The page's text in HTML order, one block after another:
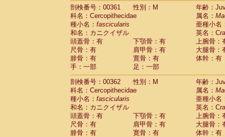
剖検番号：00361
性別：M
年齢：
科名：Cercopithecidae
属名：
種小名： fascicularis
亜種小名
和名：カニクイザル
英名：
頭蓋骨：有
下顎骨：有
上腕骨：
尺骨：有
肩甲骨：有
大腿骨：
腓骨：有
寛骨：有
体幹：有
手：一部
足：一部
剖検番号：00362
性別：M
年齢：
科名：Cercopithecidae
属名：
種小名： fascicularis
亜種小名
和名：カニクイザル
英名：
頭蓋骨：有
下顎骨：有
上腕骨：
尺骨：有
肩甲骨：有
大腿骨：
腓骨：有
寛骨：有
体幹：有